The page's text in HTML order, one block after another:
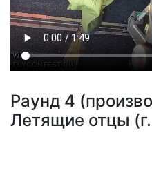
Раунд 4
Летящие отцы